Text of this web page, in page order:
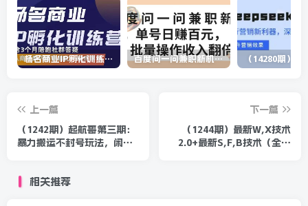
杨名商业IP孵化训练营，从商业到内容到转化一站式学 价值5980元 百度问一问兼职新机遇，单号日赚百元，批量操作收入翻倍
上一篇
（1242期）起航哥第三期：
暴力搬运不封号玩法，闲鱼
下一篇
（1244期）最新W,X技术
2.0+最新S,F,B技术（全套
相关推荐